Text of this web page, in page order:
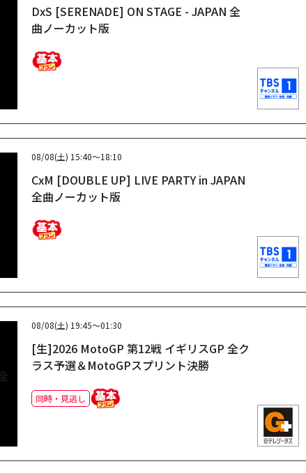
DxS [SERENADE] ON STAGE - JAPAN 全
曲ノーカット版
08/08(土) 15:40～18:10
CxM [DOUBLE UP] LIVE PARTY in JAPAN
全曲ノーカット版
08/08(土) 19:45～01:30
[生]2026 MotoGP 第12戦 イギリスGP 全ク
ラス予選＆MotoGPスプリント決勝
同時・見逃し